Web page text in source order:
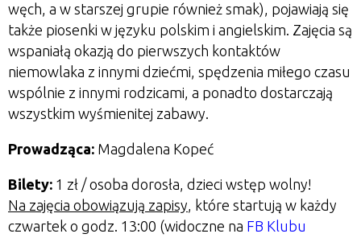
węch, a w starszej grupie również smak), pojawiają się
także piosenki w języku polskim i angielskim. Zajęcia są
wspaniałą okazją do pierwszych kontaktów
niemowlaka z innymi dziećmi, spędzenia miłego czasu
wspólnie z innymi rodzicami, a ponadto dostarczają
wszystkim wyśmienitej zabawy.
Prowadząca: Magdalena Kopeć
Bilety: 1 zł / osoba dorosła, dzieci wstęp wolny!
Na zajęcia obowiązują zapisy, które startują w każdy
czwartek o godz. 13:00 (widoczne na FB Klubu